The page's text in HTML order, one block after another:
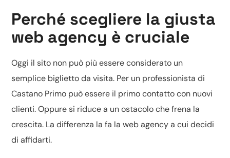
Perché scegliere la giusta
web agency è cruciale
Oggi il sito non può più essere considerato un
semplice biglietto da visita. Per un professionista di
Castano Primo può essere il primo contatto con nuovi
clienti. Oppure si riduce a un ostacolo che frena la
crescita. La differenza la fa la web agency a cui decidi
di affidarti.